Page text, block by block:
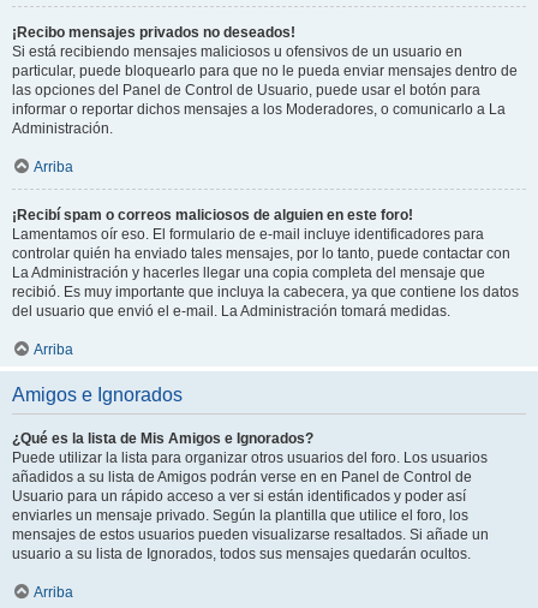
¡Recibo mensajes privados no deseados!
Si está recibiendo mensajes maliciosos u ofensivos de un usuario en
particular, puede bloquearlo para que no le pueda enviar mensajes dentro de
las opciones del Panel de Control de Usuario, puede usar el botón para
informar o reportar dichos mensajes a los Moderadores, o comunicarlo a La
Administración.
Arriba
¡Recibí spam o correos maliciosos de alguien en este foro!
Lamentamos oír eso. El formulario de e-mail incluye identificadores para
controlar quién ha enviado tales mensajes, por lo tanto, puede contactar con
La Administración y hacerles llegar una copia completa del mensaje que
recibió. Es muy importante que incluya la cabecera, ya que contiene los datos
del usuario que envió el e-mail. La Administración tomará medidas.
Arriba
Amigos e Ignorados
¿Qué es la lista de Mis Amigos e Ignorados?
Puede utilizar la lista para organizar otros usuarios del foro. Los usuarios
añadidos a su lista de Amigos podrán verse en en Panel de Control de
Usuario para un rápido acceso a ver si están identificados y poder así
enviarles un mensaje privado. Según la plantilla que utilice el foro, los
mensajes de estos usuarios pueden visualizarse resaltados. Si añade un
usuario a su lista de Ignorados, todos sus mensajes quedarán ocultos.
Arriba